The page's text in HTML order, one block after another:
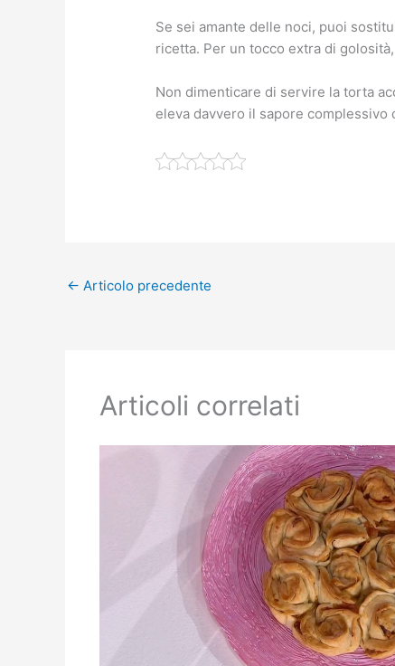
Se sei amante delle noci, puoi
ricetta. Per un tocco extra di
Non dimenticare di servire la torta
eleva davvero il sapore
← Articolo precedente
Articoli correlati